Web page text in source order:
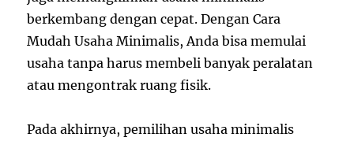
berkembang dengan cepat. Dengan Cara
Mudah Usaha Minimalis, Anda bisa memulai
usaha tanpa harus membeli banyak peralatan
atau mengontrak ruang fisik.
Pada akhirnya, pemilihan usaha minimalis